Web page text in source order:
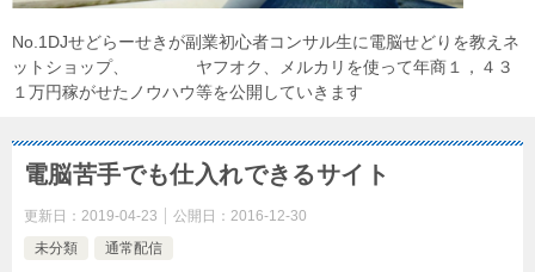
No.1DJせどらーせきが副業初心者コンサル生に電脳せどりを教えネ
ットショップ、 ヤフオク、メルカリを使って年商１，４３
１万円稼がせたノウハウ等を公開していきます
電脳苦手でも仕入れできるサイト
更新日： 2019-04-23 公開日： 2016-12-30
未分類
通常配信